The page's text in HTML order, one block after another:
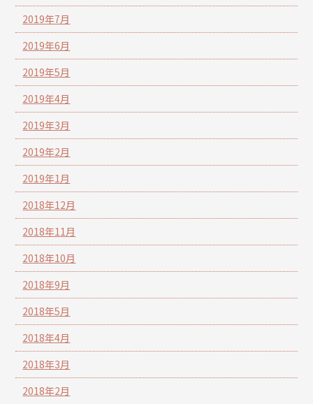
2019年7月
2019年6月
2019年5月
2019年4月
2019年3月
2019年2月
2019年1月
2018年12月
2018年11月
2018年10月
2018年9月
2018年5月
2018年4月
2018年3月
2018年2月